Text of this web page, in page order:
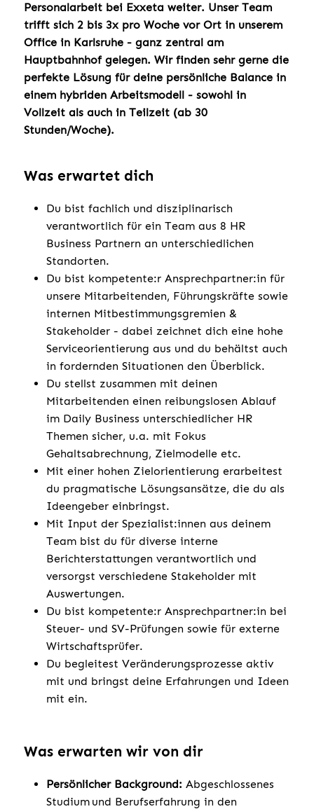
Personalarbeit bei Exxeta weiter. Unser Team
trifft sich 2 bis 3x pro Woche vor Ort in unserem
Office in Karlsruhe - ganz zentral am
Hauptbahnhof gelegen. Wir finden sehr gerne die
perfekte Lösung für deine persönliche Balance in
einem hybriden Arbeitsmodell - sowohl in
Vollzeit als auch in Teilzeit (ab 30
Stunden/Woche).
Was erwartet dich
Du bist fachlich und disziplinarisch
verantwortlich für ein Team aus 8 HR
Business Partnern an unterschiedlichen
Standorten.
Du bist kompetente:r Ansprechpartner:in für
unsere Mitarbeitenden, Führungskräfte sowie
internen Mitbestimmungsgremien &
Stakeholder - dabei zeichnet dich eine hohe
Serviceorientierung aus und du behältst auch
in fordernden Situationen den Überblick.
Du stellst zusammen mit deinen
Mitarbeitenden einen reibungslosen Ablauf
im Daily Business unterschiedlicher HR
Themen sicher, u.a. mit Fokus
Gehaltsabrechnung, Zielmodelle etc.
Mit einer hohen Zielorientierung erarbeitest
du pragmatische Lösungsansätze, die du als
Ideengeber einbringst.
Mit Input der Spezialist:innen aus deinem
Team bist du für diverse interne
Berichterstattungen verantwortlich und
versorgst verschiedene Stakeholder mit
Auswertungen.
Du bist kompetente:r Ansprechpartner:in bei
Steuer- und SV-Prüfungen sowie für externe
Wirtschaftsprüfer.
Du begleitest Veränderungsprozesse aktiv
mit und bringst deine Erfahrungen und Ideen
mit ein.
Was erwarten wir von dir
Persönlicher Background: Abgeschlossenes
Studium und Berufserfahrung in den